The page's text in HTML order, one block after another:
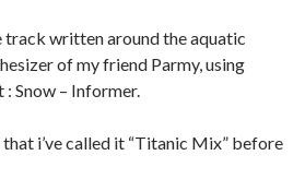
track written around the aquatic
of my friend Parmy, using
: Snow – Informer.
i’ve called it “Titanic Mix” before